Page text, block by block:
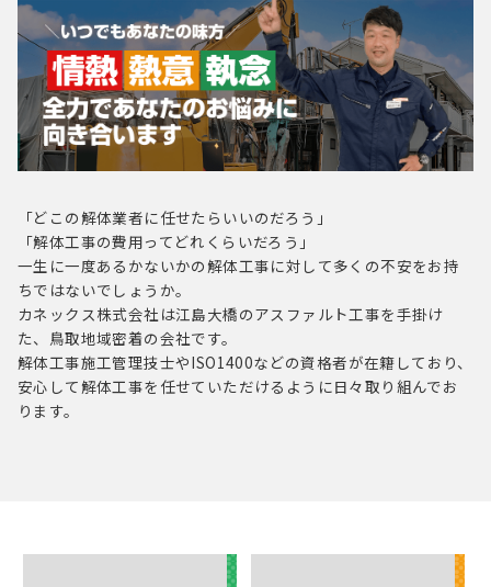
「どこの解体業者に任せたらいいのだろう」
「解体工事の費用ってどれくらいだろう」
一生に一度あるかないかの解体工事に対して多くの不安をお持
ちではないでしょうか。
カネックス株式会社は江島大橋のアスファルト工事を手掛け
た、鳥取地域密着の会社です。
解体工事施工管理技士やISO1400などの資格者が在籍しており、
安心して解体工事を任せていただけるように日々取り組んでお
ります。